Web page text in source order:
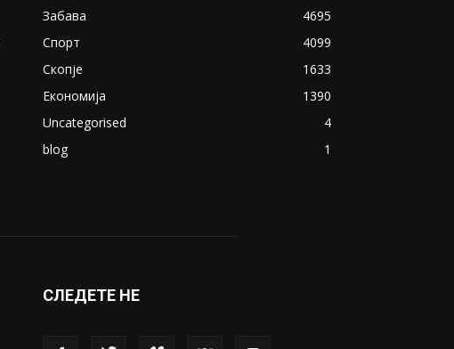
Забава
4695
Спорт
4099
Скопје
1633
Економија
1390
Uncategorised
4
blog
1
СЛЕДЕТЕ НЕ